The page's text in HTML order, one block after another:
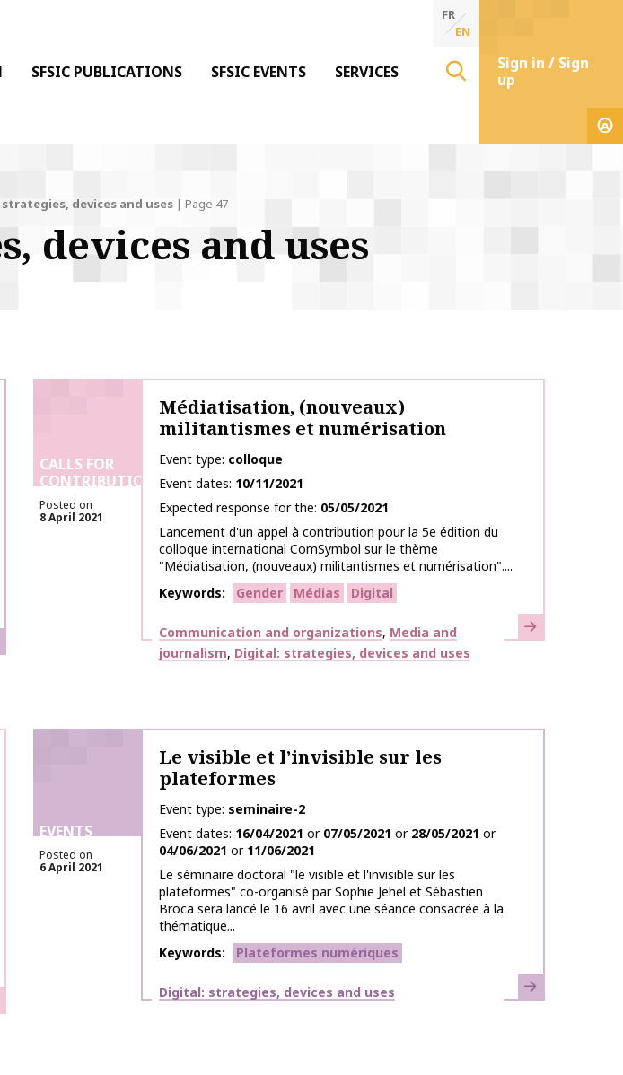
SFSIC PUBLICATIONS SFSIC EVENTS SERVICES
FR
EN
Sign in / Sign
up
devices and uses | Page 47
devices and uses
more
CALLS FOR
CONTRIBUTIONS
Posted on
8 April 2021
Médiatisation, (nouveaux)
militantismes et numérisation
Event type colloque
Event dates 10/11/2021
Expected response for the 05/05/2021
Lancement d'un appel à contribution pour la 5e édition du
colloque international ComSymbol sur le thème
"Médiatisation, (nouveaux) militantismes et numérisation"....
Keywords
Gender Médias Digital
Themes
Communication and organizations Media and
journalism Digital: strategies, devices and uses
Learn more
more
EVENTS
Posted on
6 April 2021
Le visible et l’invisible sur les
plateformes
Event type seminaire-2
Event dates 16/04/2021 or 07/05/2021 or 28/05/2021 or
04/06/2021 or 11/06/2021
Le séminaire doctoral "le visible et l'invisible sur les
plateformes" co-organisé par Sophie Jehel et Sébastien
Broca sera lancé le 16 avril avec une séance consacrée à la
thématique...
Keywords
Plateformes numériques
Themes
Digital: strategies, devices and uses Learn more